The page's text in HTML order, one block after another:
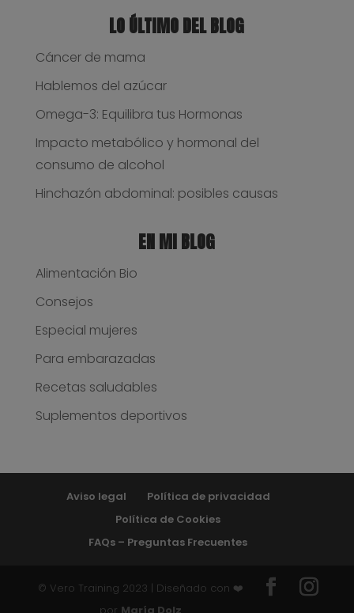
LO ÚLTIMO DEL BLOG
Cáncer de mama
Hablemos del azúcar
Omega-3: Equilibra tus Hormonas
Impacto metabólico y hormonal del
consumo de alcohol
Hinchazón abdominal: posibles causas
EN MI BLOG
Alimentación Bio
Consejos
Especial mujeres
Para embarazadas
Recetas saludables
Suplementos deportivos
Aviso legal
Política de privacidad
Política de Cookies
FAQs – Preguntas Frecuentes
© Vero Training 2023 | Diseñado con ❤️